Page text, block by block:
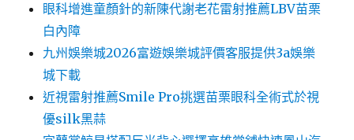
眼科增進童顏針的新陳代謝老花雷射推薦LBV苗栗
白內障
九州娛樂城2026富遊娛樂城評價客服提供3a娛樂
城下載
近視雷射推薦Smile Pro挑選苗栗眼科全術式於視
優silk黑蒜